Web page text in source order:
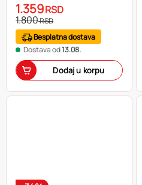
1.359RSD
1.800RSD
Besplatna dostava
Dostava od13.08.
Dodaj u korpu